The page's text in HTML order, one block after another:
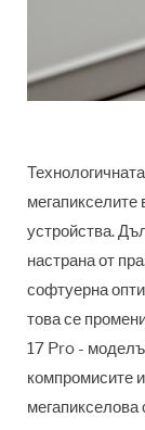
устройства.
настрана от
софтуерна
това се
17 Pro -
компромисите
мегапикселова